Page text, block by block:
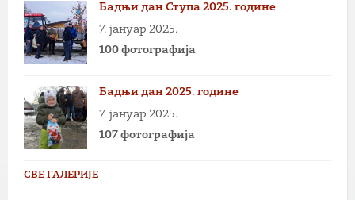
Бадњи дан Ступа 2025. године
7. јануар 2025.
100 фотографија
Бадњи дан 2025. године
7. јануар 2025.
107 фотографија
СВЕ ГАЛЕРИЈЕ